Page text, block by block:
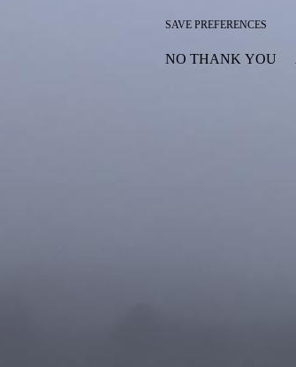
SAVE PREFERENCES
NO THANK YOU
WITHDRAW